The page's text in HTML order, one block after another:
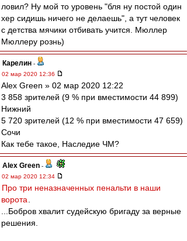
ловил? Ну мой то уровень "бля ну постой один
хер сидишь ничего не делаешь", а тут человек
с детства мячики отбивать учится. Мюллер
Мюллеру рознь)
Карелин -
02 мар 2020 12:36
Alex Green » 02 мар 2020 12:22
3 858 зрителей (9 % при вместимости 44 899)
Нижний
5 720 зрителей (12 % при вместимости 47 659)
Сочи
Как тебе такое, Наследие ЧМ?
Alex Green -
02 мар 2020 12:34
Про три неназначенных пенальти в наши
ворота
...Бобров хвалит судейскую бригаду за верные
решения.